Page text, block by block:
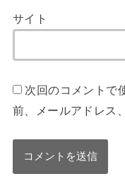
サイト
次回のコメントで
前、メールアドレス